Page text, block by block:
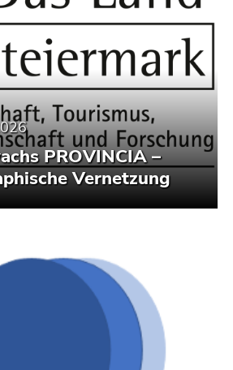
PROVINCIA –
Vernetzung